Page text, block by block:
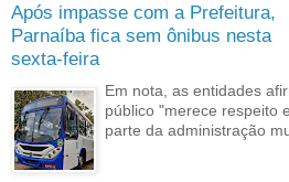
Após impasse com a Prefeitura,
Parnaíba fica sem ônibus nesta
sexta-feira
Em nota, as entidades
público "merece respeito
parte da administração